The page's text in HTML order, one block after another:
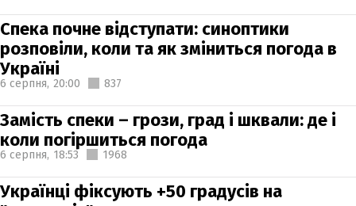
Спека почне відступати: синоптики
розповіли, коли та як зміниться погода в
Україні
6 серпня, 20:00 837
Замість спеки – грози, град і шквали: де і
коли погіршиться погода
6 серпня, 18:53 1968
Українці фіксують +50 градусів на